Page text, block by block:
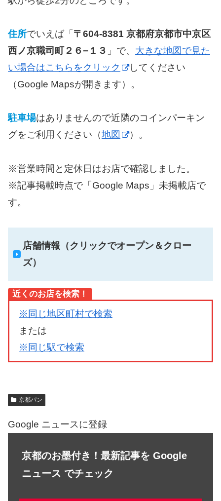
住所でいえば「 〒604-8381 京都府京都市中京区
西ノ京職司町２６−１３ 」で、 大きな地図で見た
い場合はこちらをクリック
してください
（Google Mapsが開きます）。
駐車場はありませんので近隣のコインパーキン
グをご利用ください（地図 ）。
※営業時間と定休日はお店で確認しました。
※記事掲載時点で「Google Maps」未掲載店で
す。
店舗情報（クリックでオープン＆クロー
ズ）
近くのお店を検索！
※同じ地区町村で検索
または
※同じ駅で検索
京都パン
Google ニュースに登録
京都のお墨付き！最新記事を Google
ニュース でチェック